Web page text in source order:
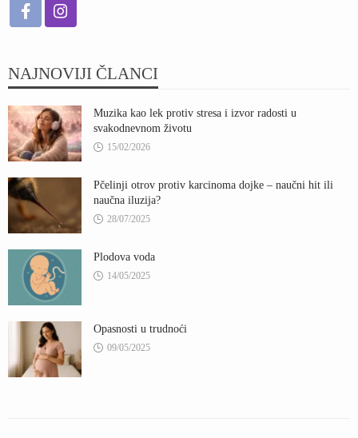
NAJNOVIJI ČLANCI
Muzika kao lek protiv stresa i izvor radosti u
svakodnevnom životu
15/02/2026
Pčelinji otrov protiv karcinoma dojke – naučni hit ili
naučna iluzija?
28/07/2025
Plodova voda
14/05/2025
Opasnosti u trudnoći
09/05/2025